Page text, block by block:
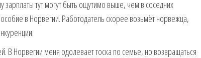
тут могут быть ощутимо выше, чем в соседних
в Норвегии. Работодатель скорее возьмёт норвежца,
В Норвегии меня одолевает тоска по семье, но возвращаться